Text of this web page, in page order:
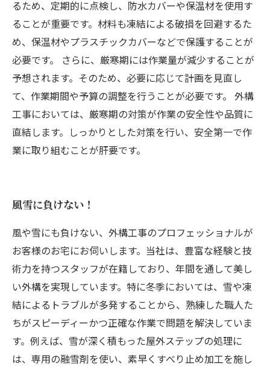
るため、定期的に点検し、防水カバーや保温材を使用す
ることが重要です。材料も凍結による破損を回避するた
め、保温材やプラスチックカバーなどで保護することが
必要です。 さらに、厳寒期には作業量が減少することが
予想されます。そのため、必要に応じて計画を見直し
て、作業期間や予算の調整を行うことが必要です。 外構
工事においては、厳寒期の対策が作業の安全性や品質に
直結します。しっかりとした対策を行い、安全第一で作
業に取り組むことが肝要です。
風雪に負けない！
風や雪にも負けない、外構工事のプロフェッショナルが
お客様のお宅にお伺いします。当社は、豊富な経験と技
術力を持つスタッフが在籍しており、年間を通して美し
い外構を実現しています。特に冬季においては、雪や凍
結によるトラブルが多発することから、熟練した職人た
ちがスピーディーかつ正確な作業で問題を解決していま
す。例えば、雪が深く積もった屋外ステップの処理に
は、専用の融雪剤を使い、素早くすべり止め加工を施し